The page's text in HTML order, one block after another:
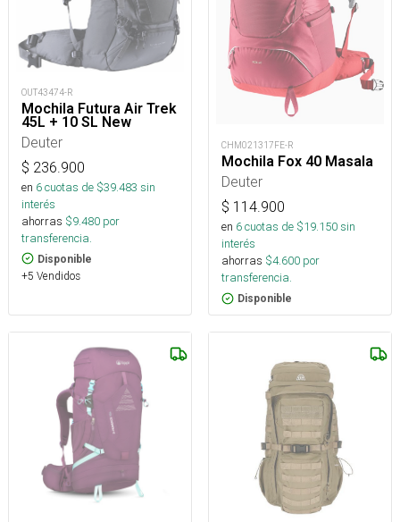
OUT43474-R
Mochila Futura Air Trek
45L + 10 SL New
Deuter
$ 236.900
en 6cuotas de $39.483 sin
interés
ahorras $9.480 por
transferencia.
Disponible
+5 Vendidos
CHM021317FE-R
Mochila Fox 40 Masala
Deuter
$ 114.900
en 6cuotas de $19.150sin
interés
ahorras $4.600 por
transferencia.
Disponible